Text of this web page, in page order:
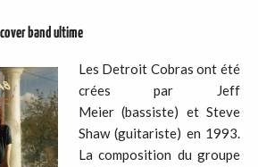
band ultime
Les Detroit Cobras ont été
crées par Jeff
Meier (bassiste) et Steve
Shaw (guitariste) en 1993.
La composition du groupe